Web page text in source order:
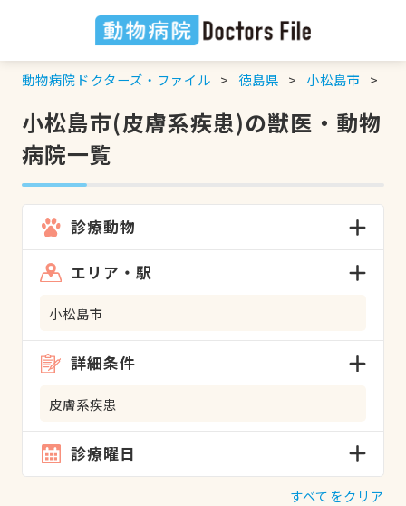
動物病院ドクターズ・ファイル 徳島県 小松島市
小松島市(皮膚系疾患)の獣医・動物
病院一覧
診療動物
エリア・駅
小松島市
詳細条件
皮膚系疾患
診療曜日
すべてをクリア